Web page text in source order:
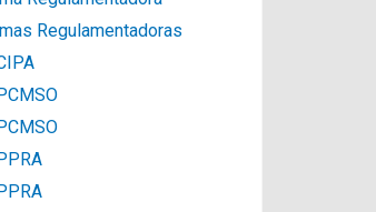
Regulamentadoras